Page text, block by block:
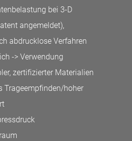
bei 3-D
angemeldet),
abdrucklose Verfahren
-> Verwendung
zertifizierter Materialien
Trageempfinden/hoher